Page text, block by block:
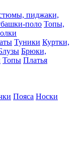
пиджаки,
поло Топы,
Туники Куртки,
Брюки,
Топы Платья
Пояса Носки